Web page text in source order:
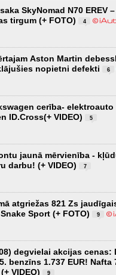
SkyNomad N70 EREV
tirgum (+ FOTO)
4
Aston Martin
nopietni defekti
6
cerība- elektroauto
ID.Cross(+ VIDEO)
5
jaunā mērvienība -
darbu! (+ VIDEO)
7
atgriežas 821 Zs
Sport (+ FOTO)
9
degvielai akcijas cenas:
benzīns 1.737 EUR! Nafta
VIDEO)
9